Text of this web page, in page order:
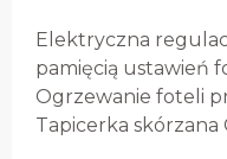
Elektryczna
pamięcią ustawień
Ogrzewanie foteli
Tapicerka skórzana